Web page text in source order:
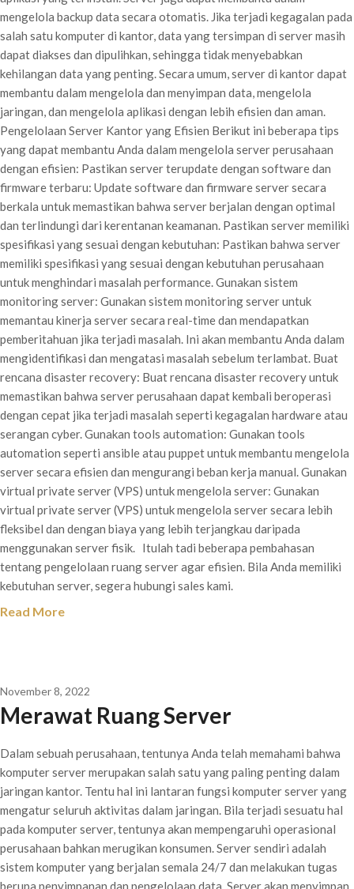
mengelola backup data secara otomatis. Jika terjadi kegagalan pada
salah satu komputer di kantor, data yang tersimpan di server masih
dapat diakses dan dipulihkan, sehingga tidak menyebabkan
kehilangan data yang penting. Secara umum, server di kantor dapat
membantu dalam mengelola dan menyimpan data, mengelola
jaringan, dan mengelola aplikasi dengan lebih efisien dan aman.
Pengelolaan Server Kantor yang Efisien Berikut ini beberapa tips
yang dapat membantu Anda dalam mengelola server perusahaan
dengan efisien: Pastikan server terupdate dengan software dan
firmware terbaru: Update software dan firmware server secara
berkala untuk memastikan bahwa server berjalan dengan optimal
dan terlindungi dari kerentanan keamanan. Pastikan server memiliki
spesifikasi yang sesuai dengan kebutuhan: Pastikan bahwa server
memiliki spesifikasi yang sesuai dengan kebutuhan perusahaan
untuk menghindari masalah performance. Gunakan sistem
monitoring server: Gunakan sistem monitoring server untuk
memantau kinerja server secara real-time dan mendapatkan
pemberitahuan jika terjadi masalah. Ini akan membantu Anda dalam
mengidentifikasi dan mengatasi masalah sebelum terlambat. Buat
rencana disaster recovery: Buat rencana disaster recovery untuk
memastikan bahwa server perusahaan dapat kembali beroperasi
dengan cepat jika terjadi masalah seperti kegagalan hardware atau
serangan cyber. Gunakan tools automation: Gunakan tools
automation seperti ansible atau puppet untuk membantu mengelola
server secara efisien dan mengurangi beban kerja manual. Gunakan
virtual private server (VPS) untuk mengelola server: Gunakan
virtual private server (VPS) untuk mengelola server secara lebih
fleksibel dan dengan biaya yang lebih terjangkau daripada
menggunakan server fisik. Itulah tadi beberapa pembahasan
tentang pengelolaan ruang server agar efisien. Bila Anda memiliki
kebutuhan server, segera hubungi sales kami.
Read More
November 8, 2022
Merawat Ruang Server
Dalam sebuah perusahaan, tentunya Anda telah memahami bahwa
komputer server merupakan salah satu yang paling penting dalam
jaringan kantor. Tentu hal ini lantaran fungsi komputer server yang
mengatur seluruh aktivitas dalam jaringan. Bila terjadi sesuatu hal
pada komputer server, tentunya akan mempengaruhi operasional
perusahaan bahkan merugikan konsumen. Server sendiri adalah
sistem komputer yang berjalan semala 24/7 dan melakukan tugas
berupa penyimpanan dan pengelolaan data. Server akan menyimpan